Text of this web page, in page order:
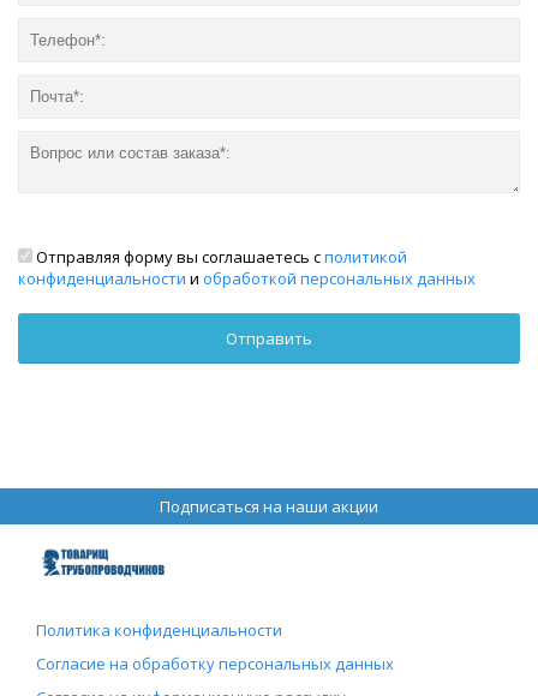
Отправляя форму вы соглашаетесь сполитикой
конфиденциальности и обработкой персональных данных
Подписаться на наши акции
Политика конфиденциальности
Согласие на обработку персональных данных